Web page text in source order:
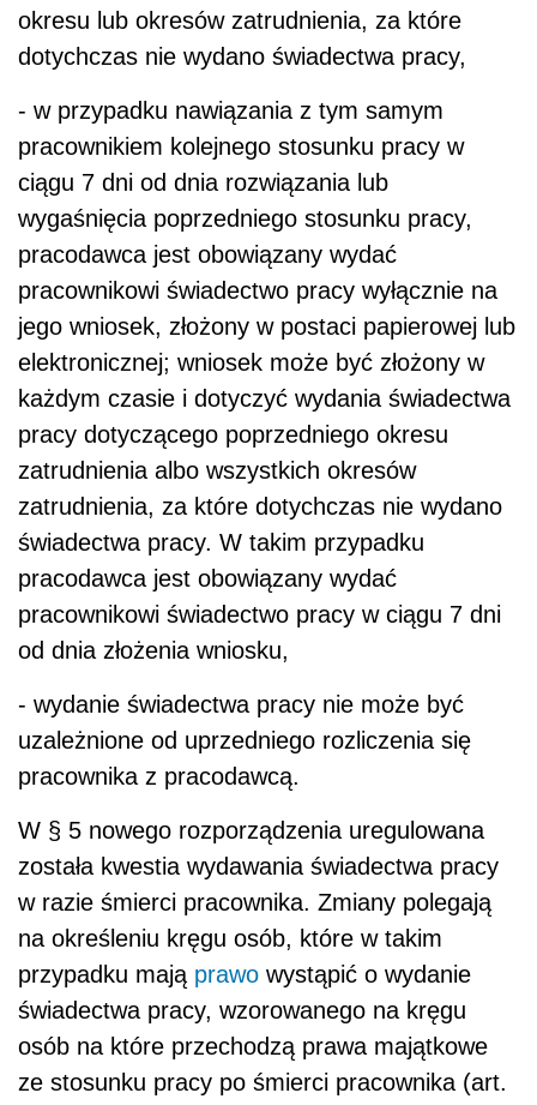
okresu lub okresów zatrudnienia, za które
dotychczas nie wydano świadectwa pracy,
- w przypadku nawiązania z tym samym
pracownikiem kolejnego stosunku pracy w
ciągu 7 dni od dnia rozwiązania lub
wygaśnięcia poprzedniego stosunku pracy,
pracodawca jest obowiązany wydać
pracownikowi świadectwo pracy wyłącznie na
jego wniosek, złożony w postaci papierowej lub
elektronicznej; wniosek może być złożony w
każdym czasie i dotyczyć wydania świadectwa
pracy dotyczącego poprzedniego okresu
zatrudnienia albo wszystkich okresów
zatrudnienia, za które dotychczas nie wydano
świadectwa pracy. W takim przypadku
pracodawca jest obowiązany wydać
pracownikowi świadectwo pracy w ciągu 7 dni
od dnia złożenia wniosku,
- wydanie świadectwa pracy nie może być
uzależnione od uprzedniego rozliczenia się
pracownika z pracodawcą.
W § 5 nowego rozporządzenia uregulowana
została kwestia wydawania świadectwa pracy
w razie śmierci pracownika. Zmiany polegają
na określeniu kręgu osób, które w takim
przypadku mają prawo wystąpić o wydanie
świadectwa pracy, wzorowanego na kręgu
osób na które przechodzą prawa majątkowe
ze stosunku pracy po śmierci pracownika (art.